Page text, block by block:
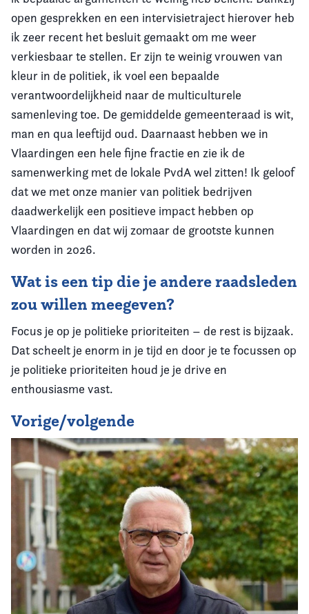
open gesprekken en een intervisietraject hierover heb
ik zeer recent het besluit gemaakt om me weer
verkiesbaar te stellen. Er zijn te weinig vrouwen van
kleur in de politiek, ik voel een bepaalde
verantwoordelijkheid naar de multiculturele
samenleving toe. De gemiddelde gemeenteraad is wit,
man en qua leeftijd oud. Daarnaast hebben we in
Vlaardingen een hele fijne fractie en zie ik de
samenwerking met de lokale PvdA wel zitten! Ik geloof
dat we met onze manier van politiek bedrijven
daadwerkelijk een positieve impact hebben op
Vlaardingen en dat wij zomaar de grootste kunnen
worden in 2026.
Wat is een tip die je andere raadsleden
zou willen meegeven?
Focus je op je politieke prioriteiten – de rest is bijzaak.
Dat scheelt je enorm in je tijd en door je te focussen op
je politieke prioriteiten houd je je drive en
enthousiasme vast.
Vorige/volgende